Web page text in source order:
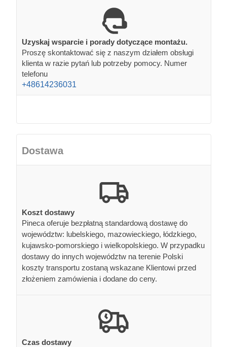
Uzyskaj wsparcie i porady dotyczące montażu.
Proszę skontaktować się z naszym działem obsługi
klienta w razie pytań lub potrzeby pomocy. Numer
telefonu
+48614236031
Dostawa
Koszt dostawy
Pineca oferuje bezpłatną standardową dostawę do
województw: lubelskiego, mazowieckiego, łódzkiego,
kujawsko-pomorskiego i wielkopolskiego. W przypadku
dostawy do innych województw na terenie Polski
koszty transportu zostaną wskazane Klientowi przed
złożeniem zamówienia i dodane do ceny.
Czas dostawy